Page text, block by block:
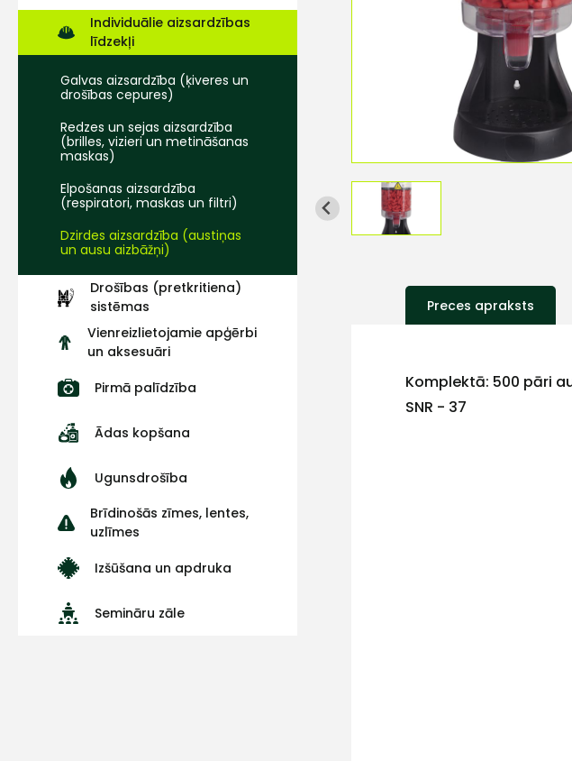
Individuālie aizsardzības
līdzekļi
Galvas aizsardzība (ķiveres un
drošības cepures)
Redzes un sejas aizsardzība
(brilles, vizieri un metināšanas
maskas)
Elpošanas aizsardzība
(respiratori, maskas un filtri)
Dzirdes aizsardzība (austiņas
un ausu aizbāžņi)
Drošības (pretkritiena)
sistēmas
Vienreizlietojamie apģērbi
un aksesuāri
Pirmā palīdzība
Ādas kopšana
Ugunsdrošība
Brīdinošās zīmes, lentes,
uzlīmes
Izšūšana un apdruka
Semināru zāle
Preces apraksts
Komplektā: 500 pāri
SNR - 37